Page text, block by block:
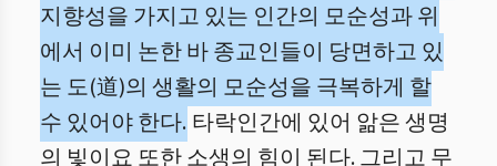
지향성을 가지고 있는 인간의 모순성과 위
에서 이미 논한 바 종교인들이 당면하고 있
는 도(道)의 생활의 모순성을 극복하게 할
수 있어야 한다. 타락인간에 있어 앎은 생명
의 빛이요 또한 소생의 힘이 된다. 그리고 무